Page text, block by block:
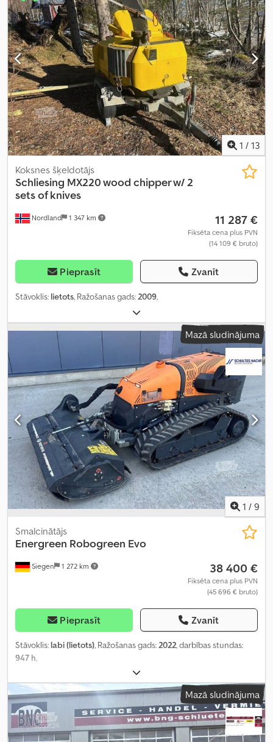
1 / 13
Nordland 1 347 km
Koksnes šķeldotājs
Schliesing MX220 wood chipper w/ 2
sets of knives
11 287 €
Fiksēta cena plus PVN
(14 109 € bruto)
Pieprasīt Zvanīt
Stāvoklis: lietots, Ražošanas gads:2009,
Mazā sludinājuma
1 / 9
Siegen 1 272 km
Smalcinātājs
Energreen Robogreen Evo
38 400 €
Fiksēta cena plus PVN
(45 696 € bruto)
Pieprasīt Zvanīt
Stāvoklis: labi (lietots), Ražošanas gads: 2022, darbības stundas:
947 h
Mazā sludinājuma